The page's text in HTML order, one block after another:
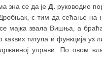
зна се да је Д. руководио
с тим да сећање на
мајка звала Вишња, а
титула и функција уз
управи. По овом